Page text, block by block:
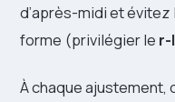
d’après-midi et évitez
forme (privilégier le r-
À chaque ajustement,